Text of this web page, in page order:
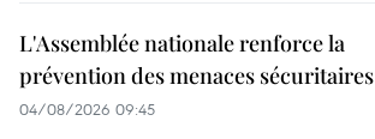
L'Assemblée nationale renforce la
prévention des menaces sécuritaires
04/08/2026 09:45